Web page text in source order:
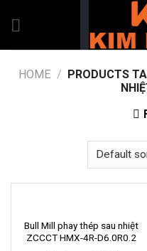
HOME / PRODUCTS
Bull Mill phay thép sau nhiệt
ZCCCT HMX-4R-D6.0R0.2